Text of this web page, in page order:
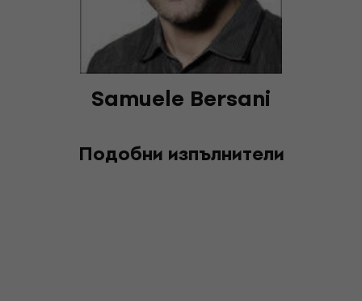
Samuele Bersani
Подобни изпълнители